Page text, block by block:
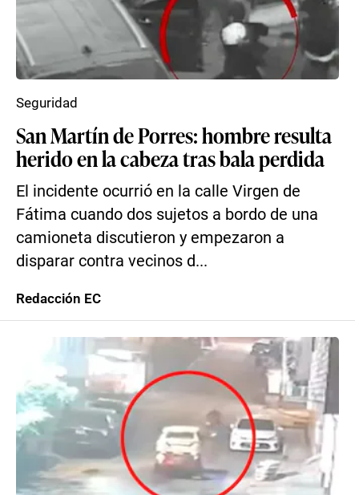
San Martín de Porres: hombre resulta
herido en la cabeza tras bala perdida
El incidente ocurrió en la calle Virgen de
Fátima cuando dos sujetos a bordo de una
camioneta discutieron y empezaron a
disparar contra vecinos d...
Seguridad
Redacción EC